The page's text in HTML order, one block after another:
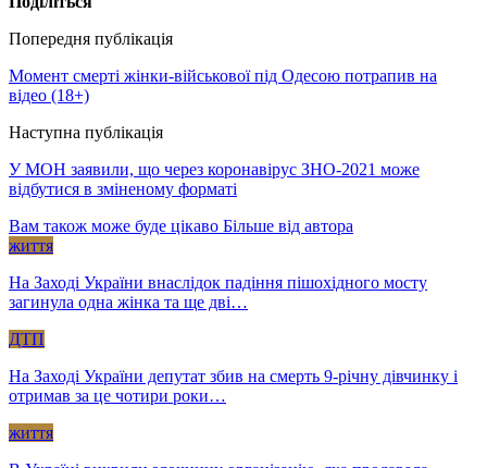
Попередня публікація
Момент смерті жінки-військової під Одесою потрапив на
відео (18+)
Наступна публікація
У МОН заявили, що через коронавірус ЗНО-2021 може
відбутися в зміненому форматі
Вам також може буде цікаво Більше від автора
життя
На Заході України внаслідок падіння пішохідного мосту
загинула одна жінка та ще дві…
ДТП
На Заході України депутат збив на смерть 9-річну дівчинку і
отримав за це чотири роки…
життя